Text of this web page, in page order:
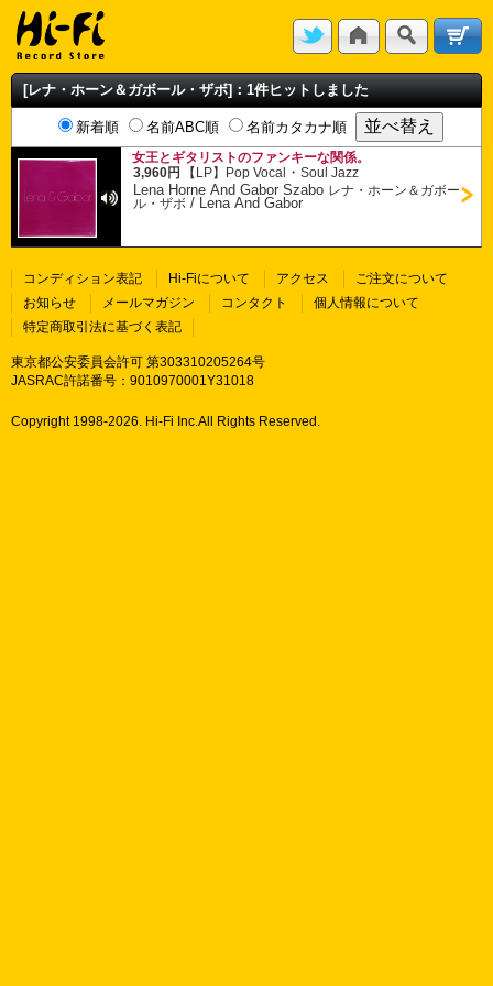
[レナ・ホーン＆ガボール・ザボ]：1件ヒットしました
新着順 名前ABC順 名前カタカナ順
女王とギタリストのファンキーな関係。
3,960円
【LP】 Pop Vocal ・Soul Jazz
Lena Horne And Gabor Szabo レナ・ホーン＆ガボー
ル・ザボ / Lena And Gabor
コンディション表記 Hi-Fiについて アクセス
ご注文について
お知らせ
メールマガジン コンタクト
個人情報について
特定商取引法に基づく表記
東京都公安委員会許可 第303310205264号
JASRAC許諾番号：9010970001Y31018
Copyright 1998-2026. Hi-Fi Inc.All Rights Reserved.